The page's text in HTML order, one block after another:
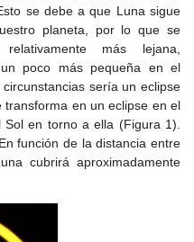
se debe a que Luna sigue
planeta, por lo que se
más lejana,
poco más pequeña en el
sería un eclipse
en un eclipse en el
Sol en torno a ella (Figura 1).
función de la distancia entre
cubrirá aproximadamente